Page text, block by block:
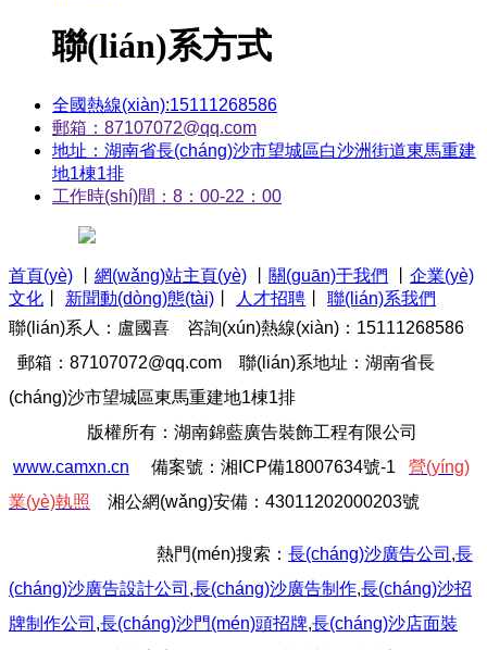
聯(lián)系方式
全國熱線(xiàn):15111268586
郵箱：87107072@qq.com
地址：湖南省長(cháng)沙市望城區白沙洲街道東馬重建
地1棟1排
工作時(shí)間：8：00-22：00
首頁(yè) 網(wǎng)站主頁(yè) 關(guān)于我們
企業(yè)
文化
新聞動(dòng)態(tài) 人才招聘
聯(lián)系我們
聯(lián)系人：盧國喜 咨詢(xún)熱線(xiàn)：15111268586
郵箱：87107072@qq.com
聯(lián)系地址：湖南省長
(cháng)沙市望城區東馬重建地1棟1排
版權所有：湖南錦藍廣告裝飾工程有限公司
www.camxn.cn 備案號： 湘I CP備18007634號-1
營(yíng)
業(yè)執照
湘公網(wǎng)安備：43011202000203號
熱門(mén)搜索： 長(cháng)沙廣告公司 ,長
(cháng)沙廣告設計公司 ,長(cháng)沙廣告制作,長(cháng)沙招
牌制作公司 ,長(cháng)沙門(mén)頭招牌,長(cháng)沙店面裝